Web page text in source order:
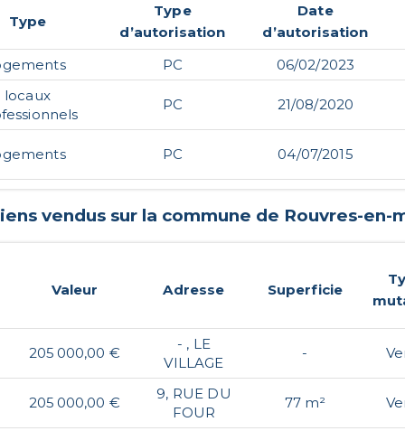
Type
Type
d’autorisation
Date
d’autorisation
PC
06/02/2023
locaux
PC 21/08/2020
PC 04/07/2015
vendus sur la commune de Rouvres-en-
Valeur Adresse Superficie
205 000,00 €
- , LE
VILLAGE
-
205 000,00 €
9, RUE DU
FOUR
77 m²